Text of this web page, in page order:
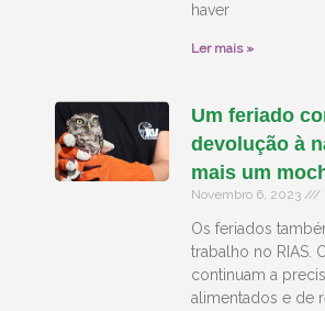
haver
Ler mais »
Um feriado
devolução à
mais um
Novembro 6, 2023
Os feriados
trabalho no RIAS.
continuam a
alimentados e de